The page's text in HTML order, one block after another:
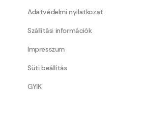
Adatvédelmi nyilatkozat
Szállítási információk
Impresszum
Süti beállítás
GYIK